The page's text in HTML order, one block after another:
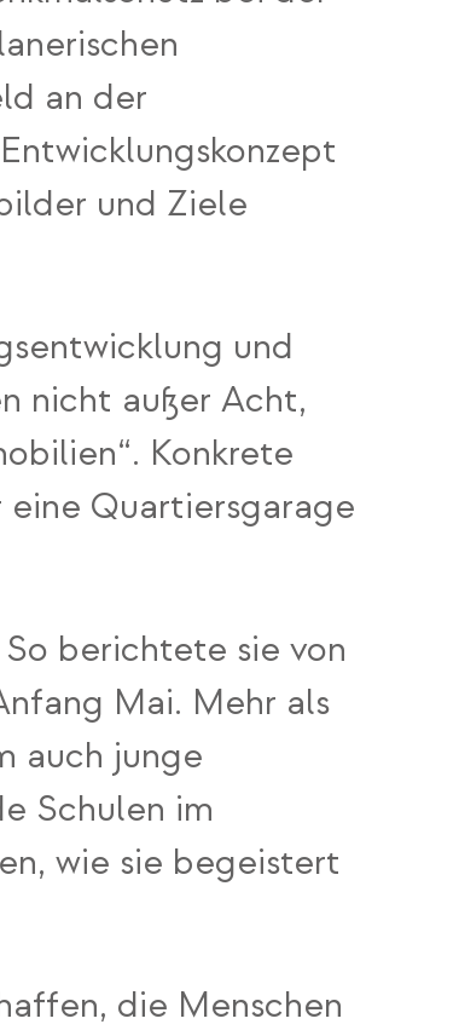
an der
und Ziele
und
nicht außer Acht,
Konkrete
eine Quartiersgarage
berichtete sie von
Mai. Mehr als
auch junge
Schulen im
wie sie begeistert
die Menschen